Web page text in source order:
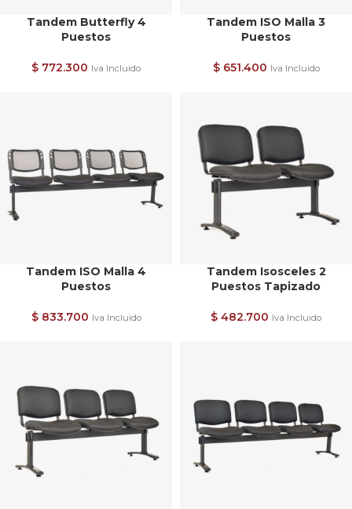
Tandem Butterfly 4
Puestos
$ 772.300 Iva Incluido
Tandem ISO Malla 3
Puestos
$651.400 Iva Incluido
Tandem ISO Malla 4
Puestos
$833.700 Iva Incluido
Tandem Isosceles 2
Puestos Tapizado
$ 482.700 Iva Incluido